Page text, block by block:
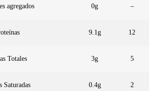
agregados 0g –
9.1g 12
Totales 3g 5
Saturadas 0.4g 2